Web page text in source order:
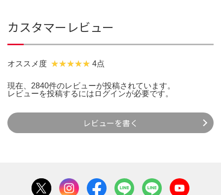
カスタマーレビュー
オススメ度 4点
現在、2840件のレビューが投稿されています。
レビューを投稿するには ログインが必要です。
レビューを書く